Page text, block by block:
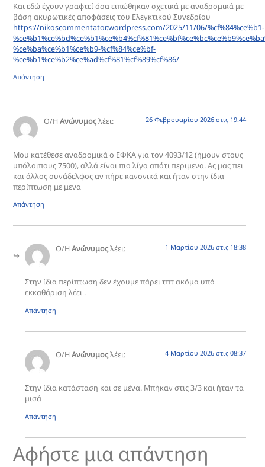
Και εδώ έχουν γραφτεί όσα ειπώθηκαν σχετικά με αναδρομικά με
βάση ακυρωτικές αποφάσεις του Ελεγκτικού Συνεδρίου
https://nikoscommentator.wordpress.com/2025/11/06/%cf%84%ce%b1-
%ce%ba%ce%b1%ce%b9-%cf%84%ce%bf-
%ce%b1%ce%b2%ce%ad%cf%81%cf%89%cf%86/
Απάντηση
Ο/ΗΑνώνυμος λέει: 26 Φεβρουαρίου 2026 στις 19:44
Μου κατέθεσε αναδρομικά ο ΕΦΚΑ για τον 4093/12 (ήμουν στους
υπόλοιπους 7500), αλλά είναι πιο λίγα απότι περιμενα. Ας μας πει
και άλλος συνάδελφος αν πήρε κανονικά και ήταν στην ίδια
περίπτωση με μενα
Απάντηση
Ο/ΗΑνώνυμος λέει: 1 Μαρτίου 2026 στις 18:38
Στην ίδια περίπτωση δεν έχουμε πάρει τπτ ακόμα υπό
εκκαθάριση λέει .
Απάντηση
Ο/ΗΑνώνυμος λέει: 4 Μαρτίου 2026 στις 08:37
Στην ίδια κατάσταση και σε μένα. Μπήκαν στις 3/3 και ήταν τα
μισά
Απάντηση
Αφήστε μια απάντηση